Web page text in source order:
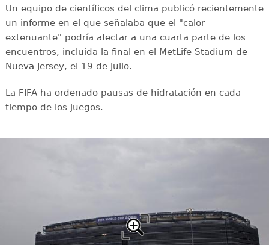
Un equipo de científicos del clima publicó recientemente
un informe en el que señalaba que el "calor
extenuante" podría afectar a una cuarta parte de los
encuentros, incluida la final en el MetLife Stadium de
Nueva Jersey, el 19 de julio.
La FIFA ha ordenado pausas de hidratación en cada
tiempo de los juegos.